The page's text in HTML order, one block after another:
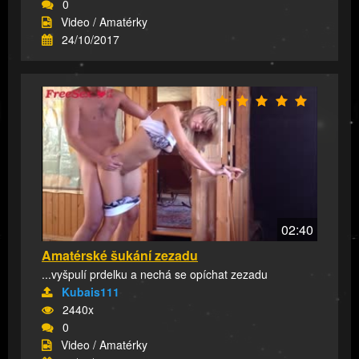
0
Video / Amatérky
24/10/2017
02:40
Amatérské šukání zezadu
...vyšpulí prdelku a nechá se opíchat zezadu
Kubais111
2440x
0
Video / Amatérky